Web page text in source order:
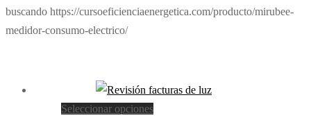
buscando https://cursoeficienciaenergetica.com/producto/mirubee-
medidor-consumo-electrico/
Seleccionar opcionesEste